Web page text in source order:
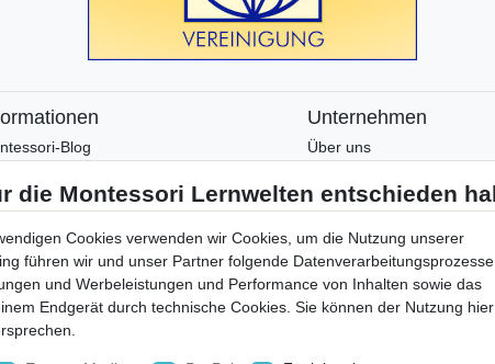
Blog
und Zusatzmaterial
Unternehmen
Über uns
Partnerprogramm
Widerrufsrecht
Bestellung widerrufen
Datenschutzerklärung
AGB
Cookies verwenden wir Cookies, um die Nutzung unserer
führen wir und unser Partner folgende Datenverarbeitungsprozesse
und Werbeleistungen und Performance von Inhalten sowie das
Endgerät durch technische Cookies. Sie können der Nutzung hier